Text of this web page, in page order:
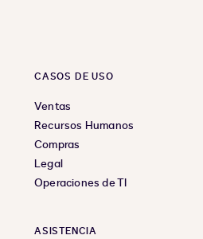
CASOS DE USO
Ventas
Recursos Humanos
Compras
Legal
Operaciones de TI
ASISTENCIA